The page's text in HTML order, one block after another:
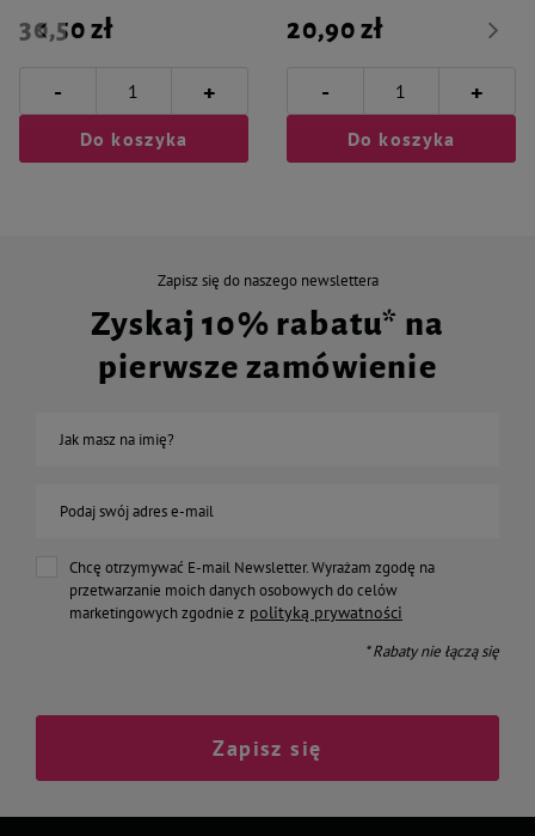
30,50 zł
- +
Do koszyka
20,90 zł
- +
Do koszyka
Zapisz się do naszego newslettera
Zyskaj 10% rabatu* na
pierwsze zamówienie
Jak masz na imię?
Podaj swój adres e-mail
Chcę otrzymywać E-mail Newsletter. Wyrażam zgodę na
przetwarzanie moich danych osobowych do celów
marketingowych zgodnie z polityką prywatności
* Rabaty nie łączą się
Zapisz się